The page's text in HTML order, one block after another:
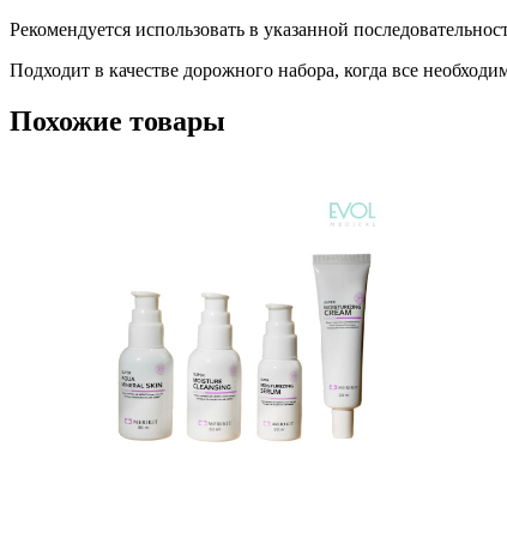
Рекомендуется использовать в указанной
Подходит в качестве дорожного набора, когда все
Похожие товары